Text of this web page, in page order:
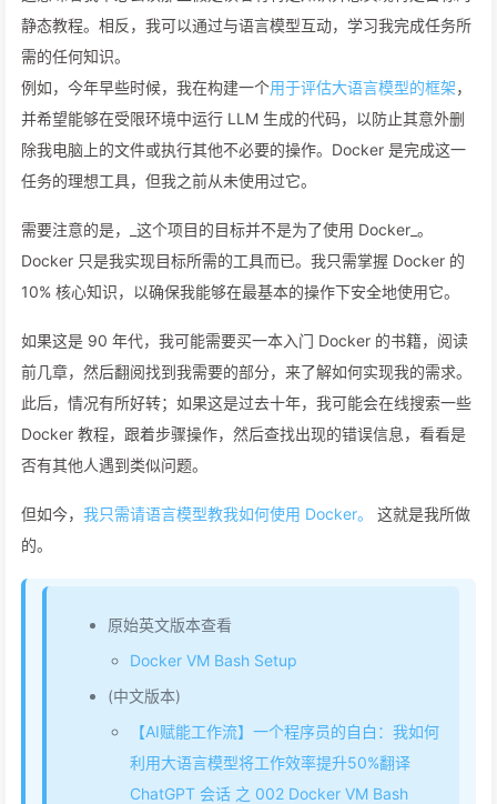
静态教程。相反，我可以通过与语言模型互动，学习我完成任务所
需的任何知识。
例如，今年早些时候，我在构建一个用于评估大语言模型的框架，
并希望能够在受限环境中运行 LLM 生成的代码，以防止其意外删
除我电脑上的文件或执行其他不必要的操作。Docker 是完成这一
任务的理想工具，但我之前从未使用过它。
需要注意的是，_这个项目的目标并不是为了使用 Docker_。
Docker 只是我实现目标所需的工具而已。我只需掌握 Docker 的
10% 核心知识，以确保我能够在最基本的操作下安全地使用它。
如果这是 90 年代，我可能需要买一本入门 Docker 的书籍，阅读
前几章，然后翻阅找到我需要的部分，来了解如何实现我的需求。
此后，情况有所好转；如果这是过去十年，我可能会在线搜索一些
Docker 教程，跟着步骤操作，然后查找出现的错误信息，看看是
否有其他人遇到类似问题。
但如今， 我只需请语言模型教我如何使用 Docker。
这就是我所做
的。
原始英文版本查看
Docker VM Bash Setup
(中文版本)
【AI赋能工作流】一个程序员的自白：我如何
利用大语言模型将工作效率提升50%翻译
ChatGPT 会话 之 002 Docker VM Bash